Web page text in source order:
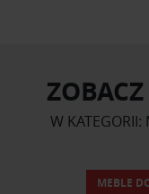
W KATEGORII:
MEBLE